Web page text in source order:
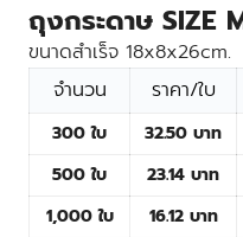
ถุงกระดาษ SIZE
ขนาดสำเร็จ 18x8x26cm.
จำนวน
ราคา/ใบ
300 ใบ 32.50 บาท
500 ใบ
23.14 บาท
1,000 ใบ
16.12 บาท